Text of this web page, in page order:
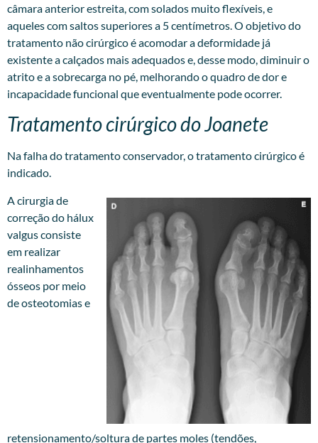
câmara anterior estreita, com solados muito flexíveis, e
aqueles com saltos superiores a 5 centímetros. O objetivo do
tratamento não cirúrgico é acomodar a deformidade já
existente a calçados mais adequados e, desse modo, diminuir o
atrito e a sobrecarga no pé, melhorando o quadro de dor e
incapacidade funcional que eventualmente pode ocorrer.
Tratamento cirúrgico do Joanete
Na falha do tratamento conservador, o tratamento cirúrgico é
indicado.
A cirurgia de
correção do hálux
valgus consiste
em realizar
realinhamentos
ósseos por meio
de osteotomias e
retensionamento/soltura de partes moles (tendões,